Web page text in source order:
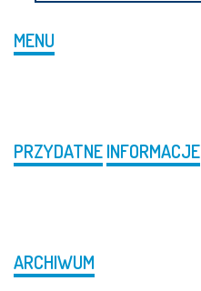
MENU
PRZYDATNEINFORMACJE
ARCHIWUM